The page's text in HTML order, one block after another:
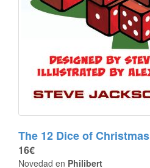
The 12 Dice of Christmas
16€
Novedad en Philibert